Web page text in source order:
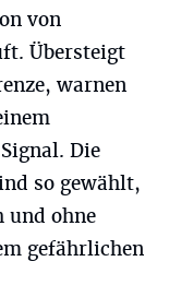
von
Übersteigt
warnen
Die
so gewählt,
und ohne
gefährlichen